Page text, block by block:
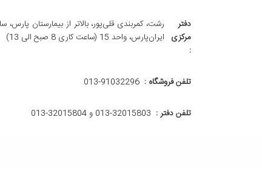
دفتر
مرکزی
:
رشت، کمربندی قلی‌پور، بالاتر از بیمارستان پارس،
ایران‌پارس، واحد 15 (ساعت کاری 8 صبح الی 13)
تلفن فروشگاه : 013-91032296
تلفن دفتر : 013-32015803 و 32015804-013